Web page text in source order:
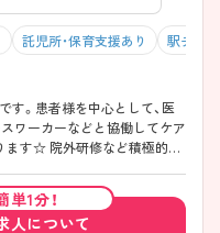
託児所・保育支援あり 駅チカ（
。患者様を中心として、医
ワーカーなどと協働してケア
ます☆ 院外研修など積極的に
躍中です。 ご興味のある方
ご案内しますのでお気軽にご
単1分！
人について